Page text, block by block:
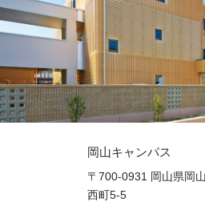
岡山キャンパス
〒700-0931 岡山県岡
西町5-5